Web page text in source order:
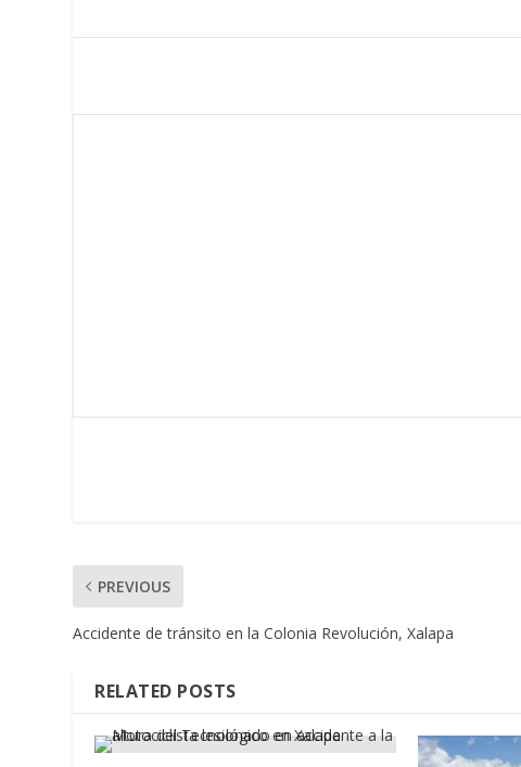
PREVIOUS
Accidente de tránsito en la Colonia Revolución, Xalapa
RELATED POSTS